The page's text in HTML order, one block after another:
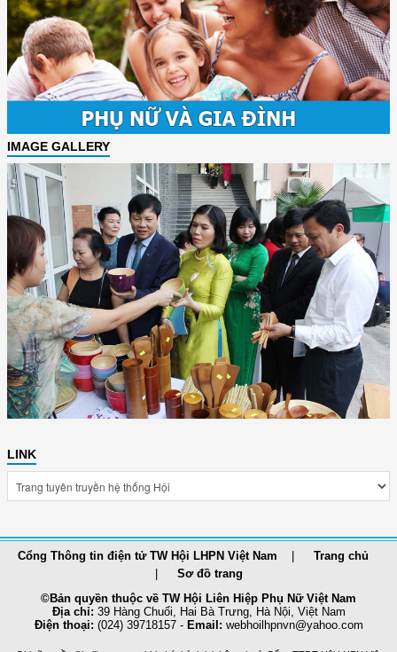
IMAGE GALLERY
LINK
Cổng Thông tin điện tử TW Hội LHPN Việt Nam
Trang chủ
Sơ đồ trang
©Bản quyền thuộc về TW Hội Liên Hiệp Phụ Nữ Việt Nam
Địa chỉ: 39 Hàng Chuối, Hai Bà Trưng, Hà Nội, Việt Nam
Điện thoại: (024) 39718157 - Email: webhoilhpnvn@yahoo.com